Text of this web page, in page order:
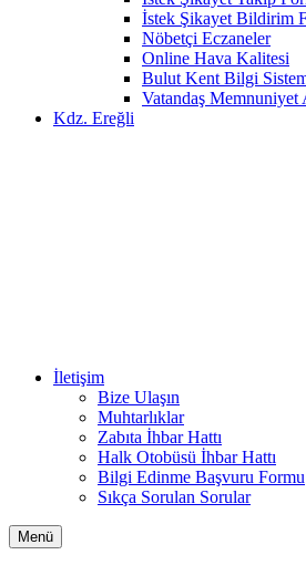
İstek Şikayet Bildirim
Nöbetçi Eczaneler
Online Hava Kalitesi
Bulut Kent Bilgi
Vatandaş Memnuniyet
Kdz. Ereğli
İletişim
Bize Ulaşın
Muhtarlıklar
Zabıta İhbar Hattı
Halk Otobüsü İhbar Hattı
Bilgi Edinme Başvuru Formu
Sıkça Sorulan Sorular
Menü